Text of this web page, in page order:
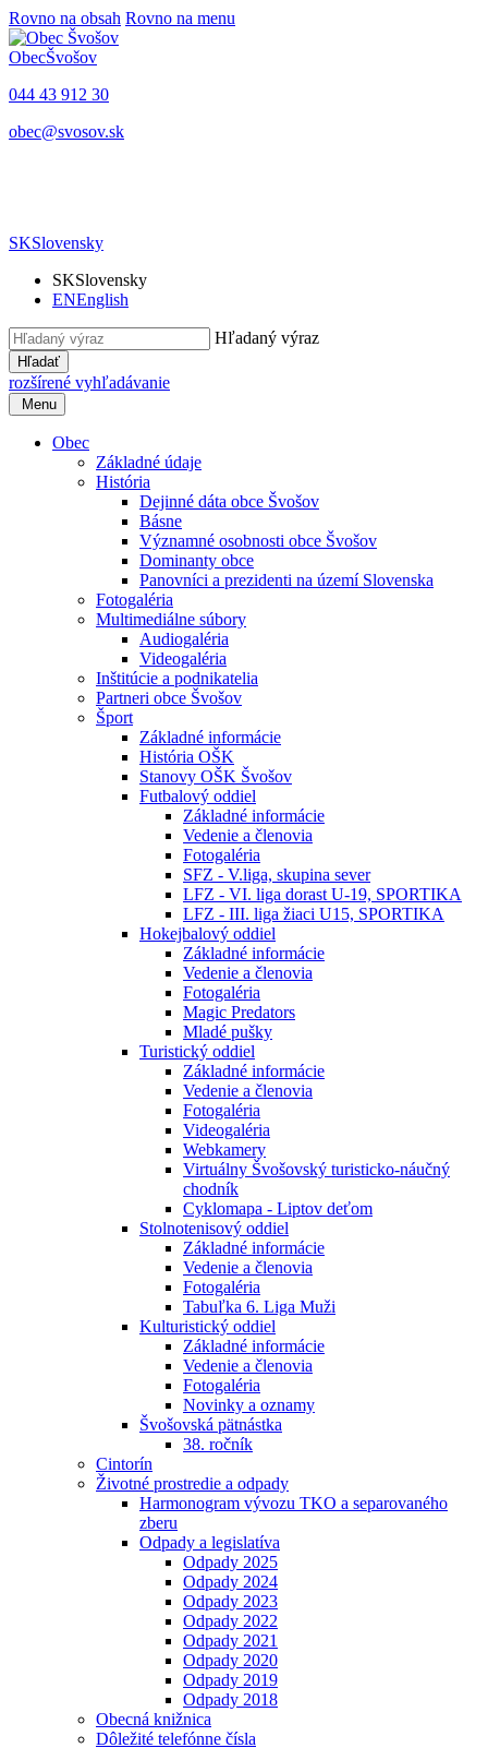
Rovno na obsah Rovno na menu
ObecŠvošov
044 43 912 30
obec@svosov.sk
SKSlovensky
SKSlovensky
ENEnglish
Hľadaný výraz
Hľadať
rozšírené vyhľadávanie
Menu
Obec
Základné údaje
História
Dejinné dáta obce Švošov
Básne
Významné osobnosti obce Švošov
Dominanty obce
Panovníci a prezidenti na území Slovenska
Fotogaléria
Multimediálne súbory
Audiogaléria
Videogaléria
Inštitúcie a podnikatelia
Partneri obce Švošov
Šport
Základné informácie
História OŠK
Stanovy OŠK Švošov
Futbalový oddiel
Základné informácie
Vedenie a členovia
Fotogaléria
SFZ - V.liga, skupina sever
LFZ - VI. liga dorast U-19, SPORTIKA
LFZ - III. liga žiaci U15, SPORTIKA
Hokejbalový oddiel
Základné informácie
Vedenie a členovia
Fotogaléria
Magic Predators
Mladé pušky
Turistický oddiel
Základné informácie
Vedenie a členovia
Fotogaléria
Videogaléria
Webkamery
Virtuálny Švošovský turisticko-náučný
chodník
Cyklomapa - Liptov deťom
Stolnotenisový oddiel
Základné informácie
Vedenie a členovia
Fotogaléria
Tabuľka 6. Liga Muži
Kulturistický oddiel
Základné informácie
Vedenie a členovia
Fotogaléria
Novinky a oznamy
Švošovská pätnástka
38. ročník
Cintorín
Životné prostredie a odpady
Harmonogram vývozu TKO a separovaného
zberu
Odpady a legislatíva
Odpady 2025
Odpady 2024
Odpady 2023
Odpady 2022
Odpady 2021
Odpady 2020
Odpady 2019
Odpady 2018
Obecná knižnica
Dôležité telefónne čísla